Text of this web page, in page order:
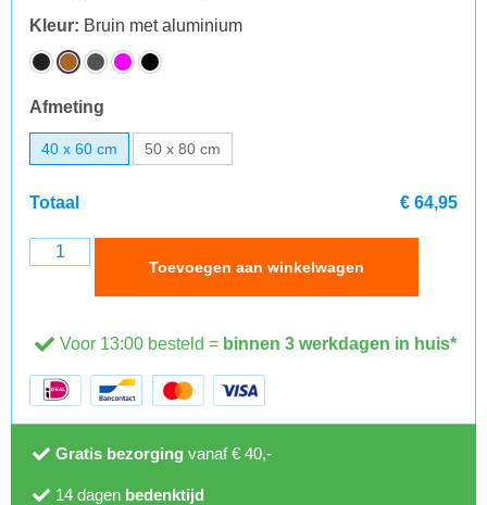
Kleur: Bruin met aluminium
Afmeting
40 x 60 cm 50 x 80 cm
Totaal € 64,95
Toevoegen aan winkelwagen
Voor 13:00 besteld = binnen 3 werkdagen in huis*
Gratis bezorging vanaf € 40,-
14 dagen bedenktijd